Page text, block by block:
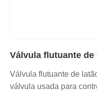
Válvula flutuante
Válvula flutuante de
válvula usada para